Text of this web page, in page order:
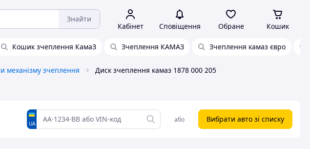
Знайти
Кабінет Сповіщення Обране Кошик
Кошик зчеплення КамаЗ Зчеплення КАМАЗ Зчеплення камаз євро
механізму зчеплення Диск зчеплення камаз 1878 000 205
UA або Вибрати авто зі списку